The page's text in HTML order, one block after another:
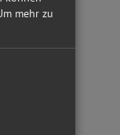
mehr zu